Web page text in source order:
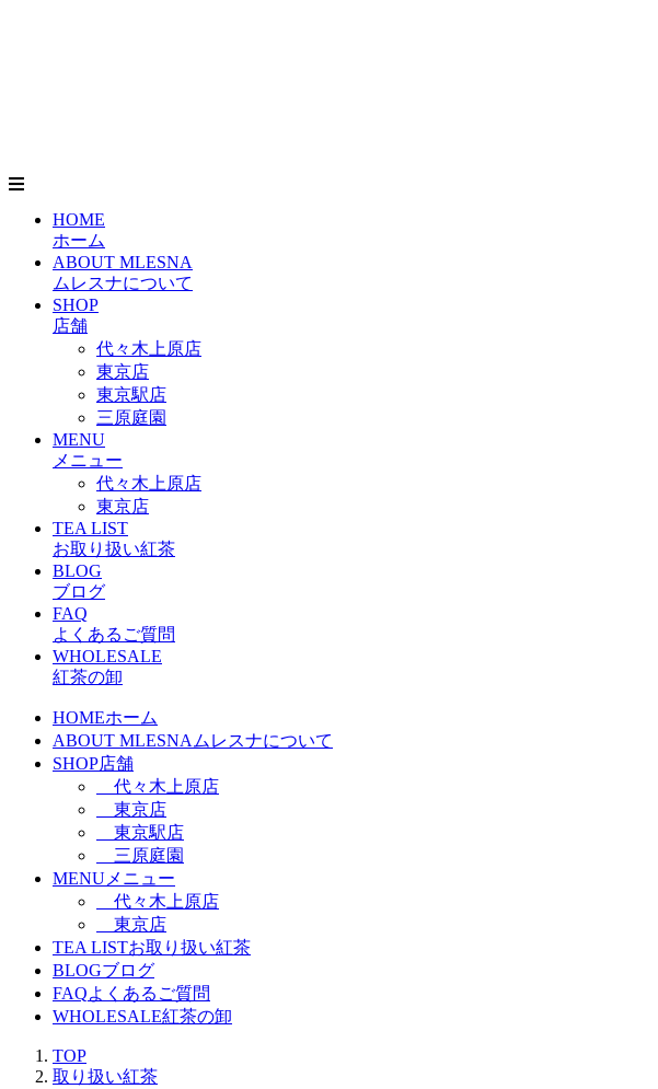
HOME
ホーム
ABOUT MLESNA
ムレスナについて
SHOP
店舗
代々木上原店
東京店
東京駅店
三原庭園
MENU
メニュー
代々木上原店
東京店
TEA LIST
お取り扱い紅茶
BLOG
ブログ
FAQ
よくあるご質問
WHOLESALE
紅茶の卸
HOMEホーム
ABOUT MLESNAムレスナについて
SHOP店舗
代々木上原店
東京店
東京駅店
三原庭園
MENUメニュー
代々木上原店
東京店
TEA LISTお取り扱い紅茶
BLOGブログ
FAQよくあるご質問
WHOLESALE紅茶の卸
TOP
取り扱い紅茶